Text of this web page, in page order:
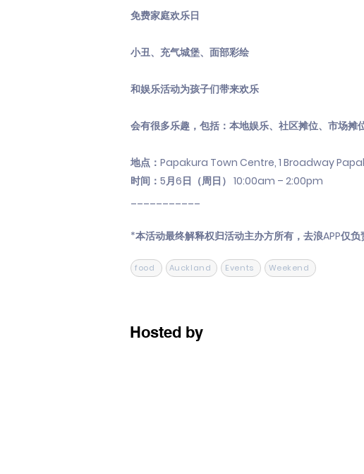
免费家庭欢乐日
小丑、充气城堡、面部彩绘
和娱乐活动为孩子们带来欢乐
会有很多乐趣，包括：本地娱乐、社区摊位、市场摊
地点：Papakura Town Centre, 1 Broadway
时间：5月6日（周日） 10:00am – 2:00pm
*本活动最终解释权归活动主办方所有，去浪APP仅
food Auckland Events Weekend
Hosted by